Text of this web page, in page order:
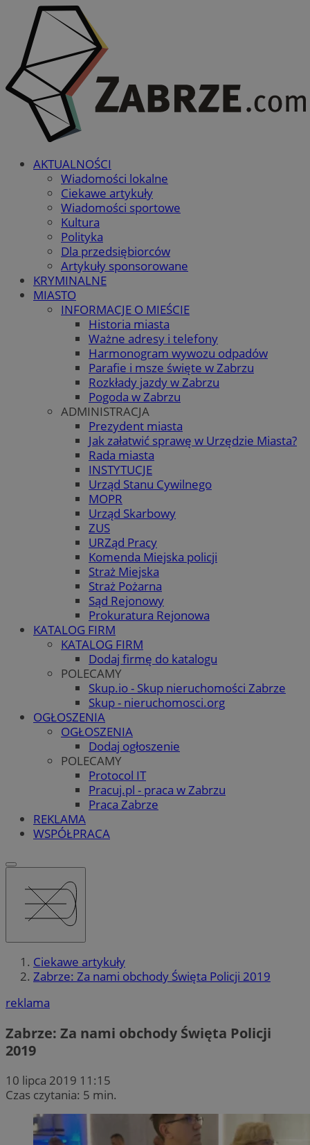
AKTUALNOŚCI
Wiadomości lokalne
Ciekawe artykuły
Wiadomości sportowe
Kultura
Polityka
Dla przedsiębiorców
Artykuły sponsorowane
KRYMINALNE
MIASTO
INFORMACJE O MIEŚCIE
Historia miasta
Ważne adresy i telefony
Harmonogram wywozu odpadów
Parafie i msze święte w Zabrzu
Rozkłady jazdy w Zabrzu
Pogoda w Zabrzu
ADMINISTRACJA
Prezydent miasta
Jak załatwić sprawę w Urzędzie Miasta?
Rada miasta
INSTYTUCJE
Urząd Stanu Cywilnego
MOPR
Urząd Skarbowy
ZUS
URZąd Pracy
Komenda Miejska policji
Straż Miejska
Straż Pożarna
Sąd Rejonowy
Prokuratura Rejonowa
KATALOG FIRM
KATALOG FIRM
Dodaj firmę do katalogu
POLECAMY
Skup.io - Skup nieruchomości Zabrze
Skup - nieruchomosci.org
OGŁOSZENIA
OGŁOSZENIA
Dodaj ogłoszenie
POLECAMY
Protocol IT
Pracuj.pl - praca w Zabrzu
Praca Zabrze
REKLAMA
WSPÓŁPRACA
Ciekawe artykuły
Zabrze: Za nami obchody Święta Policji 2019
reklama
Zabrze: Za nami obchody Święta Policji
2019
10 lipca 2019 11:15
Czas czytania: 5 min.